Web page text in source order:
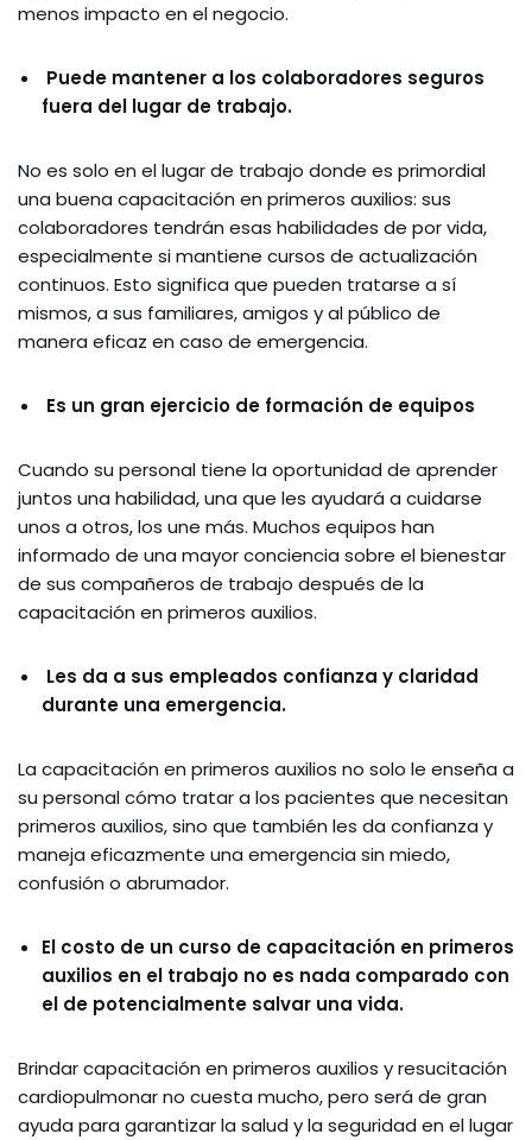
menos impacto en el negocio.
Puede mantener a los colaboradores seguros
fuera del lugar de trabajo.
No es solo en el lugar de trabajo donde es primordial
una buena capacitación en primeros auxilios: sus
colaboradores tendrán esas habilidades de por vida,
especialmente si mantiene cursos de actualización
continuos. Esto significa que pueden tratarse a sí
mismos, a sus familiares, amigos y al público de
manera eficaz en caso de emergencia.
Es un gran ejercicio de formación de equipos
Cuando su personal tiene la oportunidad de aprender
juntos una habilidad, una que les ayudará a cuidarse
unos a otros, los une más. Muchos equipos han
informado de una mayor conciencia sobre el bienestar
de sus compañeros de trabajo después de la
capacitación en primeros auxilios.
Les da a sus empleados confianza y claridad
durante una emergencia.
La capacitación en primeros auxilios no solo le enseña a
su personal cómo tratar a los pacientes que necesitan
primeros auxilios, sino que también les da confianza y
maneja eficazmente una emergencia sin miedo,
confusión o abrumador.
El costo de un curso de capacitación en primeros
auxilios en el trabajo no es nada comparado con
el de potencialmente salvar una vida.
Brindar capacitación en primeros auxilios y resucitación
cardiopulmonar no cuesta mucho, pero será de gran
ayuda para garantizar la salud y la seguridad en el lugar